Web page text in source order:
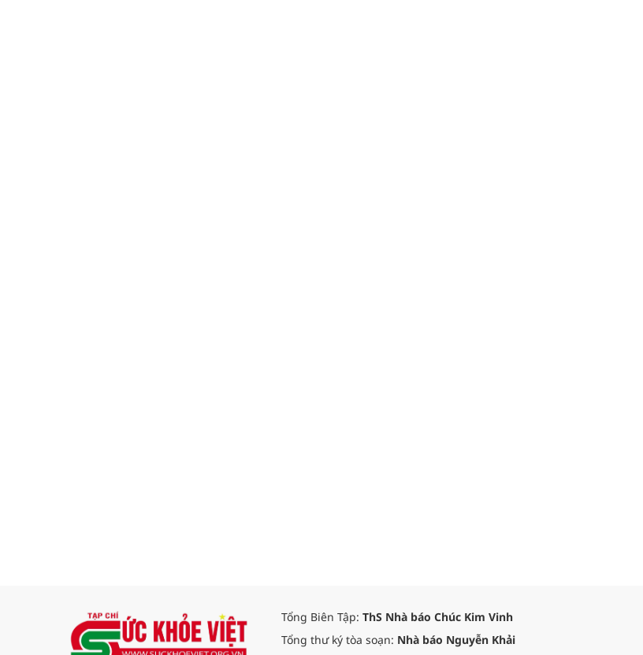
Tổng Biên Tập: ThS Nhà báo Chúc Kim Vinh
Tổng thư ký tòa soạn: Nhà báo Nguyễn Khải